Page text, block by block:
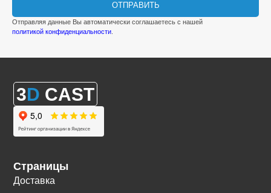
ОТПРАВИТЬ
Отправляя данные Вы автоматически соглашаетесь с нашей
политикой конфиденциальности
3D CAST
Страницы
Доставка